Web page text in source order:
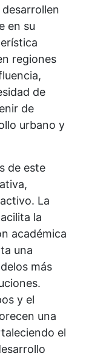
en su
regiones
de
de
urbano y
de este
La
la
académica
una
más
y el
una
el